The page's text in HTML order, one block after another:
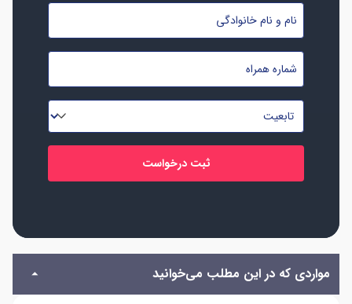
نام
نام
خانوادگی
*
شماره
موبایل
*
تابعیت
*
مواردی که در این مطلب می‌خوانید